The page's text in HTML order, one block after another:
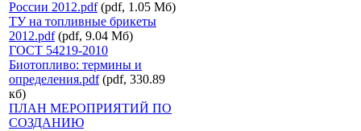
России 2012.pdf(pdf, 1.05 Мб)
ТУ на топливные брикеты
2012.pdf(pdf, 9.04 Мб)
ГОСТ 54219-2010
Биотопливо: термины и
определения.pdf(pdf, 330.89
кб)
ПЛАН МЕРОПРИЯТИЙ ПО
СОЗДАНИЮ